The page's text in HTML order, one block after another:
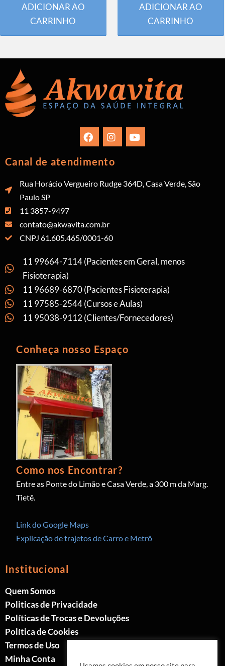
ADICIONAR AO
CARRINHO
ADICIONAR AO
CARRINHO
Canal de atendimento
Rua Horácio Vergueiro Rudge 364D, Casa Verde, São
Paulo SP
11 3857-9497
contato@akwavita.com.br
CNPJ 61.605.465/0001-60
11 99664-7114 (Pacientes em Geral, menos
Fisioterapia)
11 96689-6870 (Pacientes Fisioterapia)
11 97585-2544 (Cursos e Aulas)
11 95038-9112 (Clientes/Fornecedores)
Conheça nosso Espaço
Como nos Encontrar?
Entre as Ponte do Limão e Casa Verde, a 300 m da Marg.
Tietê.
Link do Google Maps
Explicação de trajetos de Carro e Metrô
Institucional
Quem Somos
Politicas de Privacidade
Políticas de Trocas e Devoluções
Política de Cookies
Termos de Uso
Minha Conta